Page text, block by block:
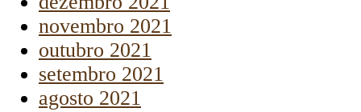
novembro 2021
outubro 2021
setembro 2021
agosto 2021